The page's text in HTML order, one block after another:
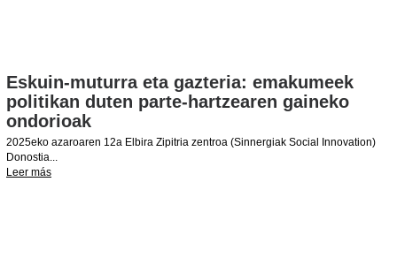
Eskuin-muturra eta gazteria: emakumeek
politikan duten parte-hartzearen gaineko
ondorioak
2025eko azaroaren 12a Elbira Zipitria zentroa (Sinnergiak Social Innovation)
Donostia...
Leer más